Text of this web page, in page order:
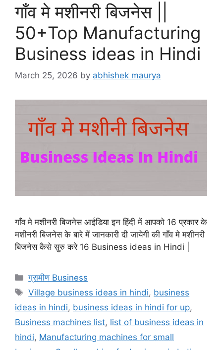
गाँव मे मशीनरी बिजनेस ||
50+Top Manufacturing
Business ideas in Hindi
March 25, 2026 by abhishek maurya
गाँव मे मशीनरी बिजनेस आईडिया इन हिंदी में आपको 16 प्रकार के
मशीनरी बिजनेस के बारे में जानकारी दी जायेगी की गाँव मे मशीनरी
बिजनेस कैसे सुरु करे 16 Business ideas in Hindi |
Categories
ग्रामीण Business
Tags
Village business ideas in hindi, business
ideas in hindi, business ideas in hindi for up,
Business machines list, list of business ideas in
hindi, Manufacturing machines for small